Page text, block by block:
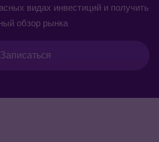
видах инвестиций и получить
обзор рынка
Записаться